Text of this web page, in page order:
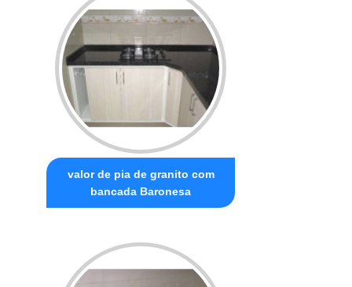
valor de pia de granito com
bancada Baronesa